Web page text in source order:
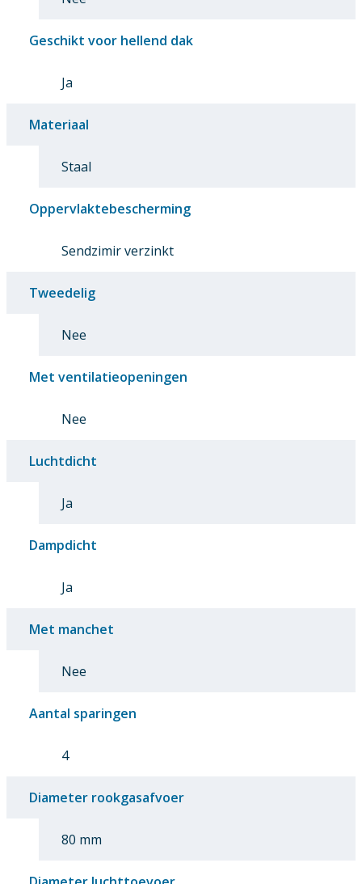
Geschikt voor hellend dak
Ja
Materiaal
Staal
Oppervlaktebescherming
Sendzimir verzinkt
Tweedelig
Nee
Met ventilatieopeningen
Nee
Luchtdicht
Ja
Dampdicht
Ja
Met manchet
Nee
Aantal sparingen
4
Diameter rookgasafvoer
80 mm